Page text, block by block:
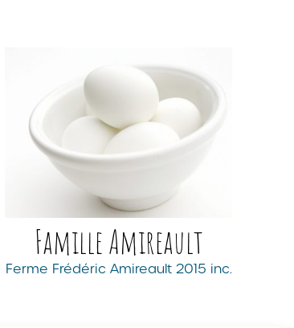
Famille Amireault
Ferme Frédéric Amireault 2015 inc.